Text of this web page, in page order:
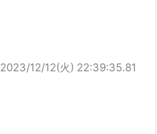
2023/12/12(火) 22:39:35.81